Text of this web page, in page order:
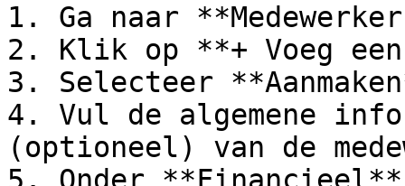
1. Ga naar
2. Klik op **+ Voeg
3. Selecteer
4. Vul de algemene
(optioneel) van de